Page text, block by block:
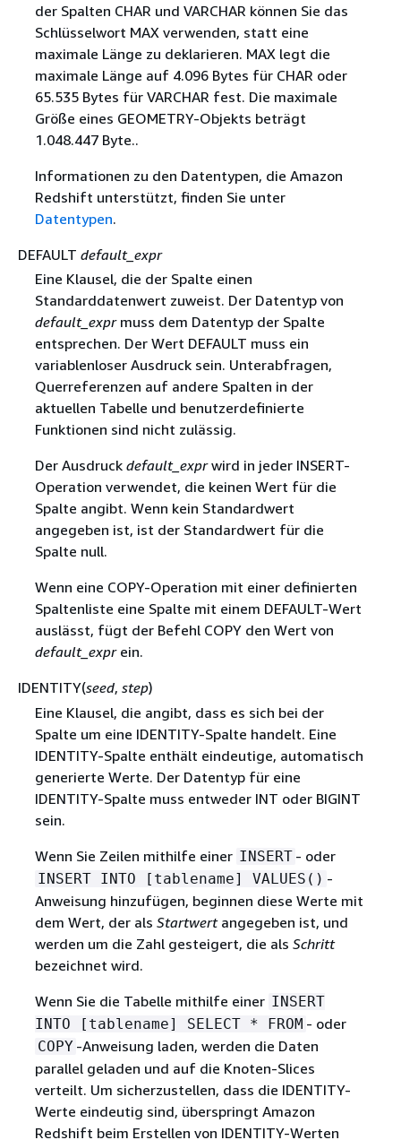
der Spalten CHAR und VARCHAR können Sie das
Schlüsselwort MAX verwenden, statt eine
maximale Länge zu deklarieren. MAX legt die
maximale Länge auf 4.096 Bytes für CHAR oder
65.535 Bytes für VARCHAR fest. Die maximale
Größe eines GEOMETRY-Objekts beträgt
1.048.447 Byte..
Informationen zu den Datentypen, die Amazon
Redshift unterstützt, finden Sie unter
Datentypen.
DEFAULT default_expr
Eine Klausel, die der Spalte einen
Standarddatenwert zuweist. Der Datentyp von
default_exprmuss dem Datentyp der Spalte
entsprechen. Der Wert DEFAULT muss ein
variablenloser Ausdruck sein. Unterabfragen,
Querreferenzen auf andere Spalten in der
aktuellen Tabelle und benutzerdefinierte
Funktionen sind nicht zulässig.
Der Ausdruck default_exprwird in jeder INSERT-
Operation verwendet, die keinen Wert für die
Spalte angibt. Wenn kein Standardwert
angegeben ist, ist der Standardwert für die
Spalte null.
Wenn eine COPY-Operation mit einer definierten
Spaltenliste eine Spalte mit einem DEFAULT-Wert
auslässt, fügt der Befehl COPY den Wert von
default_exprein.
IDENTITY(seed, step)
Eine Klausel, die angibt, dass es sich bei der
Spalte um eine IDENTITY-Spalte handelt. Eine
IDENTITY-Spalte enthält eindeutige, automatisch
generierte Werte. Der Datentyp für eine
IDENTITY-Spalte muss entweder INT oder BIGINT
sein.
Wenn Sie Zeilen mithilfe einer INSERT - oder
INSERT INTO [tablename] VALUES() -
Anweisung hinzufügen, beginnen diese Werte mit
dem Wert, der als Startwertangegeben ist, und
werden um die Zahl gesteigert, die als Schritt
bezeichnet wird.
Wenn Sie die Tabelle mithilfe einer INSERT
INTO [tablename] SELECT * FROM - oder
COPY -Anweisung laden, werden die Daten
parallel geladen und auf die Knoten-Slices
verteilt. Um sicherzustellen, dass die IDENTITY-
Werte eindeutig sind, überspringt Amazon
Redshift beim Erstellen von IDENTITY-Werten